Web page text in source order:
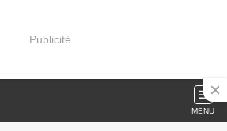
Publicité
MENU